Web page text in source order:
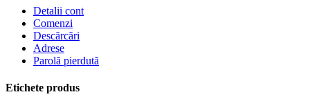
Detalii cont
Comenzi
Descărcări
Adrese
Parolă pierdută
Etichete produs